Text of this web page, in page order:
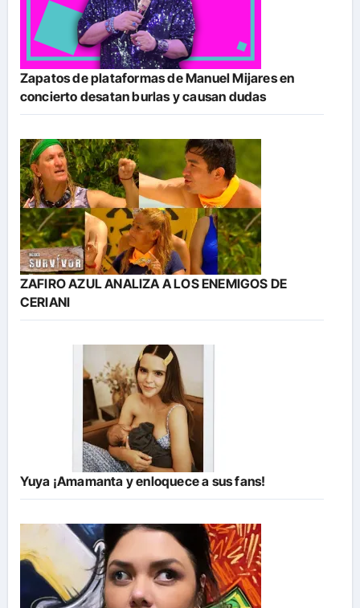
Zapatos de plataformas de Manuel Mijares en
concierto desatan burlas y causan dudas
ZAFIRO AZUL ANALIZA A LOS ENEMIGOS DE
CERIANI
Yuya ¡Amamanta y enloquece a sus fans!